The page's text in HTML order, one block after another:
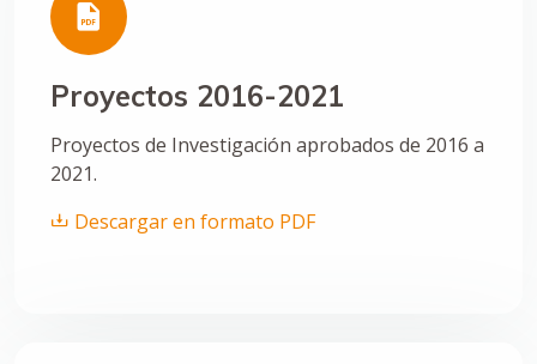
Proyectos 2016-2021
Proyectos de Investigación aprobados de 2016 a
2021.
Descargar en formato PDF